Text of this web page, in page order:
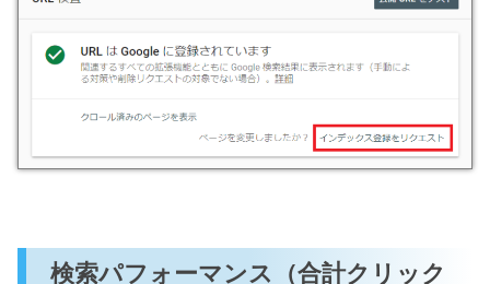
検索パフォーマンス（合計クリック